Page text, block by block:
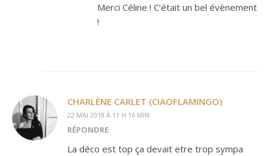
Merci Céline ! C’était un bel évènement
!
CHARLÈNE CARLET (CIAOFLAMINGO)
22 MAI 2018 À 11 H 16 MIN
RÉPONDRE
La déco est top ça devait etre trop sympa